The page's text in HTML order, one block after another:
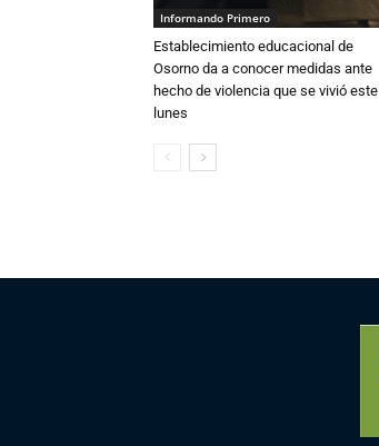
Informando Primero
Establecimiento educacional de
Osorno da a conocer medidas ante
hecho de violencia que se vivió este
lunes